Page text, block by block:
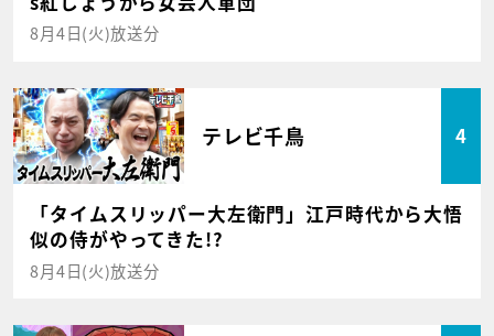
8月4日(火)放送分
テレビ千鳥 4
「タイムスリッパー大左衛門」江戸時代から大悟
似の侍がやってきた!?
8月4日(火)放送分